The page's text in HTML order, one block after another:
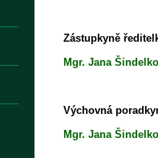
Zástupkyně
Mgr. Jana
Výchovná
Mgr. Jana